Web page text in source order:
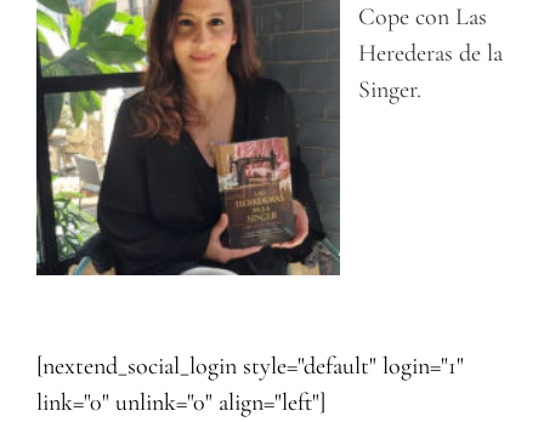
Cope con Las
Herederas de la
Singer.
[nextend_social_login style="default" login="1"
link="0" unlink="0" align="left"]